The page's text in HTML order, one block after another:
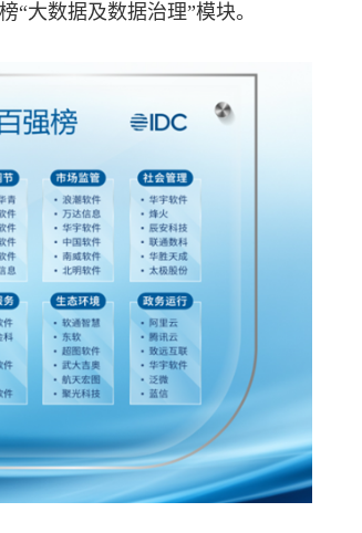
大数据及数据治理”模块。